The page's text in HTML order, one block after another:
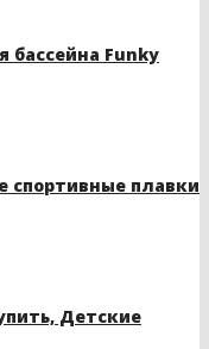
бассейна Funky
спортивные плавки
Детские